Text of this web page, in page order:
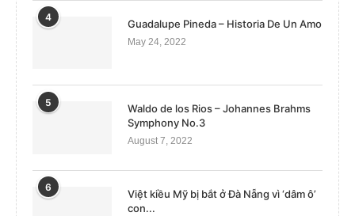
4
Guadalupe Pineda – Historia De Un Amo
May 24, 2022
5
Waldo de los Rios – Johannes Brahms
Symphony No.3
August 7, 2022
6
Việt kiều Mỹ bị bắt ở Đà Nẵng vì ‘dâm ô’
con...